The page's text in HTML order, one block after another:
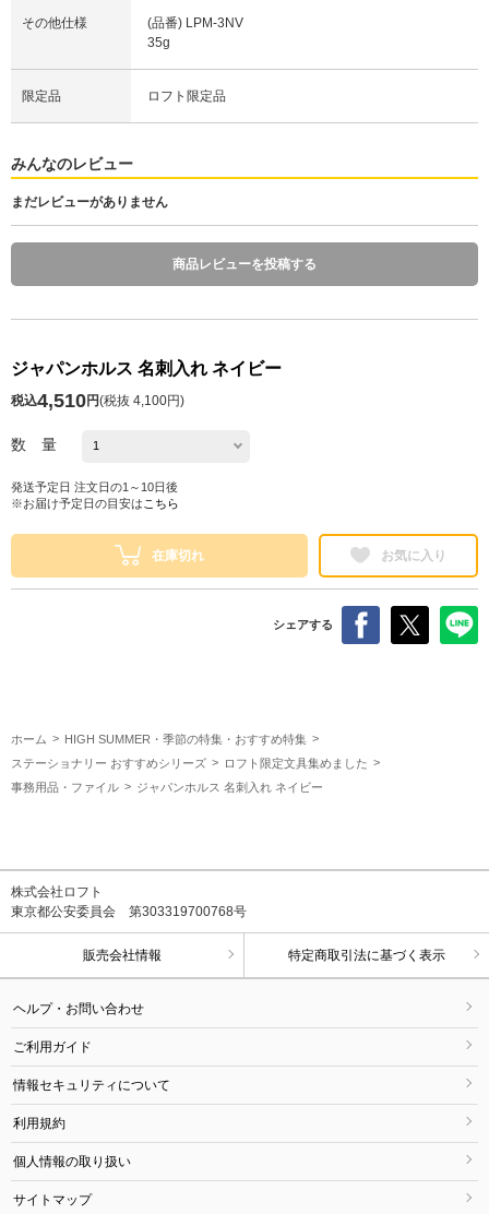
その他仕様
(品番) LPM-3NV
35g
限定品 ロフト限定品
みんなのレビュー
まだレビューがありません
商品レビューを投稿する
ジャパンホルス 名刺入れ ネイビー
税込4,510円(税抜 4,100円)
数 量
発送予定日 注文日の1～10日後
※お届け予定日の目安は こちら
在庫切れ お気に入り
シェアする
ホーム
HIGH SUMMER・季節の特集・おすすめ特集
ステーショナリー おすすめシリーズ
ロフト限定文具集めました
事務用品・ファイル
ジャパンホルス 名刺入れ ネイビー
株式会社ロフト
東京都公安委員会 第303319700768号
販売会社情報 特定商取引法に基づく表示
ヘルプ・お問い合わせ
ご利用ガイド
情報セキュリティについて
利用規約
個人情報の取り扱い
サイトマップ